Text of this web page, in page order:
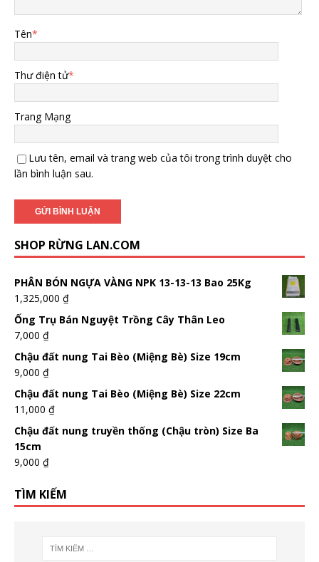
Tên*
Thư điện tử*
Trang Mạng
Lưu tên, email và trang web của tôi trong trình duyệt cho
lần bình luận sau.
SHOP RỪNG LAN.COM
PHÂN BÓN NGỰA VÀNG NPK 13-13-13 Bao 25Kg
1,325,000 ₫
Ống Trụ Bán Nguyệt Trồng Cây Thân Leo
7,000 ₫
Chậu đất nung Tai Bèo (Miệng Bè) Size 19cm
9,000 ₫
Chậu đất nung Tai Bèo (Miệng Bè) Size 22cm
11,000 ₫
Chậu đất nung truyền thống (Chậu tròn) Size Ba
15cm
9,000 ₫
TÌM KIẾM